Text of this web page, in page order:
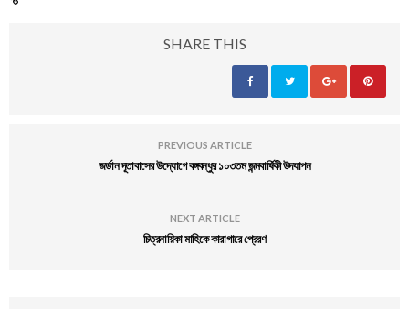
SHARE THIS
PREVIOUS ARTICLE
জর্ডান দূতাবাসের উদ্যোগে বঙ্গবন্ধুর ১০৩তম জন্মবার্ষিকী উদযাপন
NEXT ARTICLE
চিত্রনায়িকা মাহিকে কারাগারে প্রেরণ